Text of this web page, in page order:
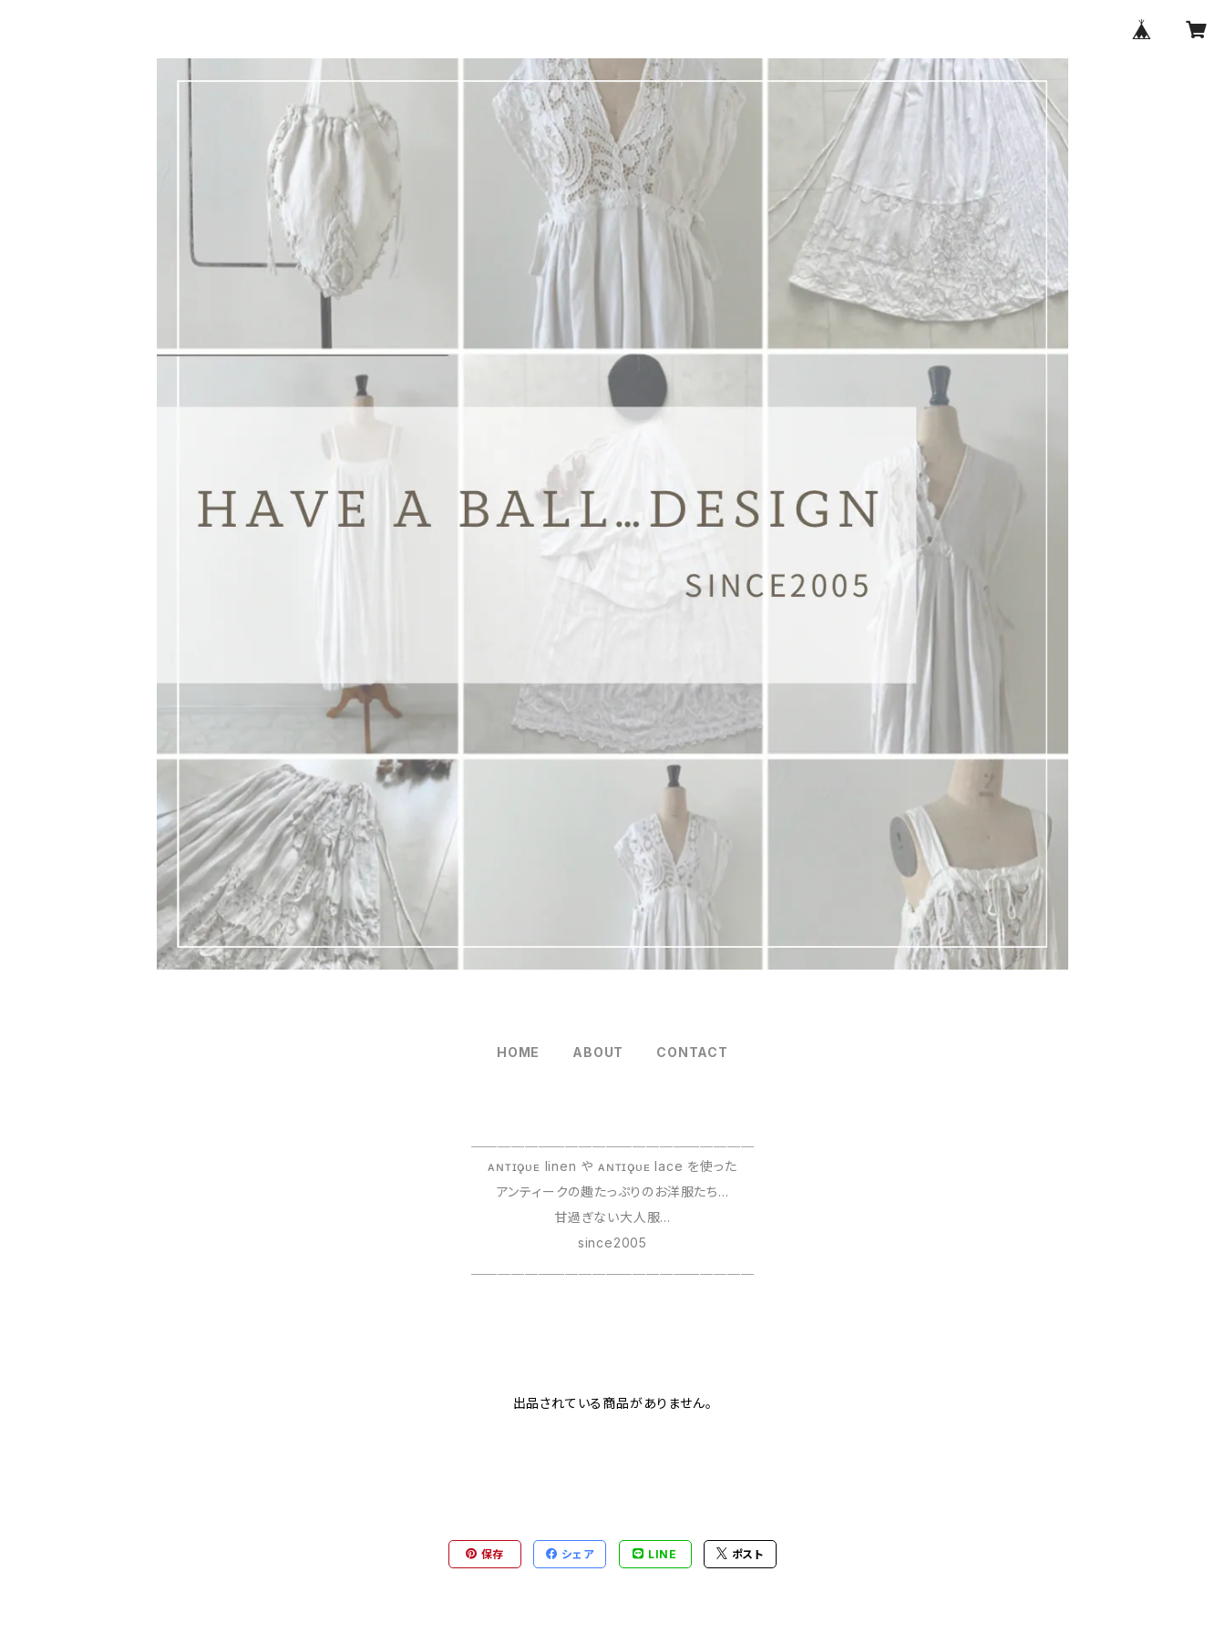
HOME ABOUT CONTACT
ᴀɴᴛɪǫᴜᴇ linen や ᴀɴᴛɪǫᴜᴇ lace を使った
アンティークの趣たっぷりのお洋服たち...
甘過ぎない大人服...
since2005
出品されている商品がありません。
保存 シェア LINE ポスト